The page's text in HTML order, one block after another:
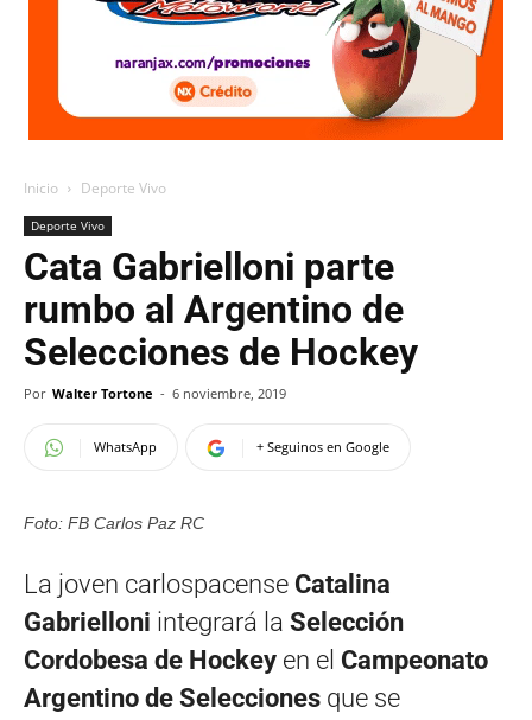
Inicio Deporte Vivo
Deporte Vivo
Cata Gabrielloni parte
rumbo al Argentino de
Selecciones de Hockey
Por Walter Tortone - 6 noviembre, 2019
WhatsApp + Seguinos en Google
Foto: FB Carlos Paz RC
La joven carlospacense Catalina
Gabrielloni integrará la Selección
Cordobesa de Hockey en el Campeonato
Argentino de Selecciones que se